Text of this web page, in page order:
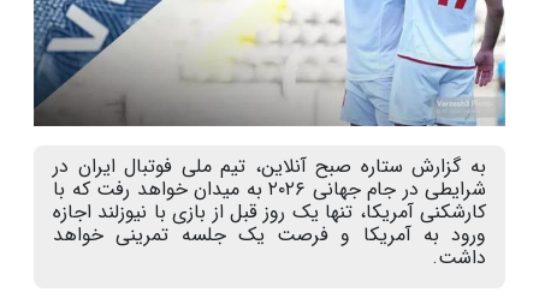
به گزارش ستاره صبح آنلاین، تیم ملی فوتبال ایران در
شرایطی در جام جهانی ۲۰۲۶ به میدان خواهد رفت که با
کارشکنی آمریکا، تنها یک روز قبل از بازی با نیوزلند اجازه
ورود به آمریکا و فرصت یک جلسه تمرینی خواهد
داشت.